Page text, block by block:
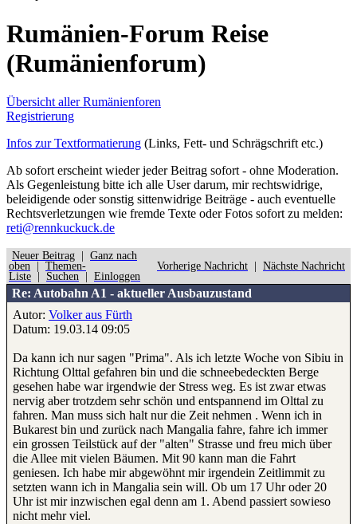
Rumänien-Forum Reise
(Rumänienforum)
Übersicht aller Rumänienforen
Registrierung
Infos zur Textformatierung (Links, Fett- und Schrägschrift etc.)
Ab sofort erscheint wieder jeder Beitrag sofort - ohne Moderation.
Als Gegenleistung bitte ich alle User darum, mir rechtswidrige,
beleidigende oder sonstig sittenwidrige Beiträge - auch eventuelle
Rechtsverletzungen wie fremde Texte oder Fotos sofort zu melden:
reti@rennkuckuck.de
Neuer Beitrag
Ganz nach
oben
Themen-
Liste
Suchen Einloggen
Vorherige Nachricht Nächste Nachricht
Re: Autobahn A1 - aktueller Ausbauzustand
Autor: Volker aus Fürth
Datum: 19.03.14 09:05
Da kann ich nur sagen "Prima". Als ich letzte Woche von Sibiu in
Richtung Olttal gefahren bin und die schneebedeckten Berge
gesehen habe war irgendwie der Stress weg. Es ist zwar etwas
nervig aber trotzdem sehr schön und entspannend im Olttal zu
fahren. Man muss sich halt nur die Zeit nehmen . Wenn ich in
Bukarest bin und zurück nach Mangalia fahre, fahre ich immer
ein grossen Teilstück auf der "alten" Strasse und freu mich über
die Allee mit vielen Bäumen. Mit 90 kann man die Fahrt
geniesen. Ich habe mir abgewöhnt mir irgendein Zeitlimmit zu
setzten wann ich in Mangalia sein will. Ob um 17 Uhr oder 20
Uhr ist mir inzwischen egal denn am 1. Abend passiert sowieso
nicht mehr viel.